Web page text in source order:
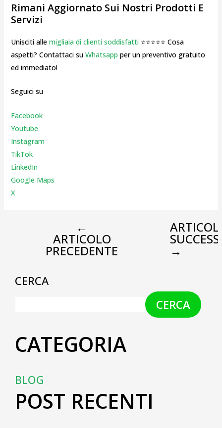
Rimani Aggiornato Sui Nostri Prodotti E
Servizi
Unisciti alle migliaia di clienti soddisfatti⭐⭐⭐⭐⭐ Cosa
aspetti? Contattaci su Whatsapp per un preventivo gratuito
ed immediato!
Seguici su
Facebook
Youtube
Instagram
TikTok
LinkedIn
Google Maps
X
←
ARTICOLO
PRECEDENTE →
CERCA
CERCA
CATEGORIA
BLOG
POST RECENTI